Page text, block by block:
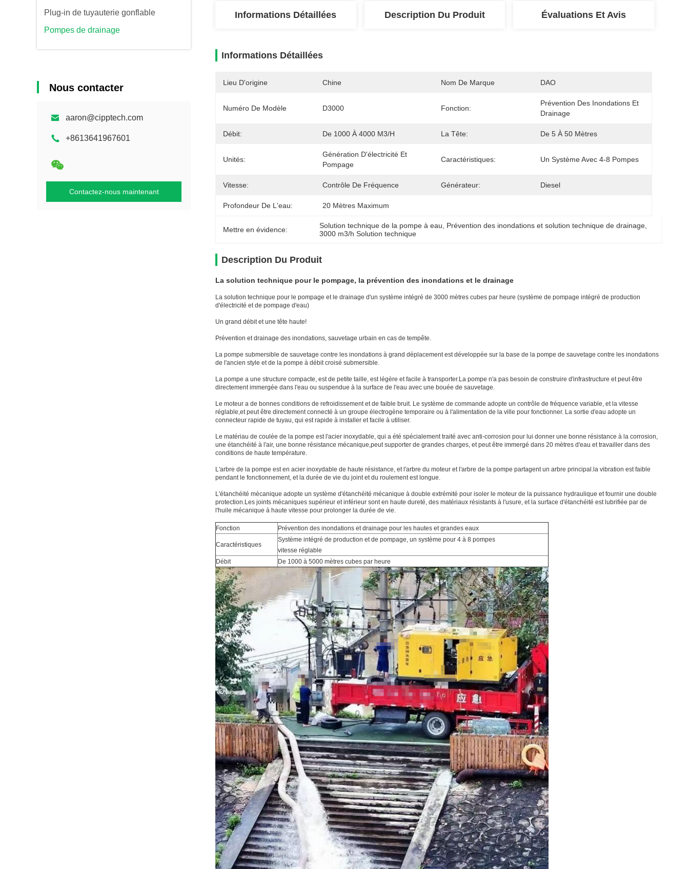
Plug-in de tuyauterie gonflable
Pompes de drainage
Nous contacter
aaron@cipptech.com
+8613641967601
Contactez-nous maintenant
Informations Détaillées Description Du Produit Évaluations Et Avis
Informations Détaillées
Lieu D'origine Chine Nom De Marque DAO
Numéro De Modèle D3000 Fonction:
Prévention Des Inondations Et
Drainage
Débit: De 1000 À 4000 M3/h La Tête: De 5 À 50 Mètres
Unités:
Génération D'électricité Et
Pompage
Caractéristiques: Un Système Avec 4-8 Pompes
Vitesse: Contrôle De Fréquence Générateur: Diesel
Profondeur De L'eau: 20 Mètres Maximum
Mettre en évidence: Solution technique de la pompe à eau Prévention des inondations et solution technique de drainage
3000 m3/h Solution technique
Description Du Produit
La solution technique pour le pompage, la prévention des inondations et le drainage
La solution technique pour le pompage et le drainage d'un système intégré de 3000 mètres cubes par heure (système de pompage intégré de production
d'électricité et de pompage d'eau)
Un grand débit et une tête haute!
Prévention et drainage des inondations, sauvetage urbain en cas de tempête.
La pompe submersible de sauvetage contre les inondations à grand déplacement est développée sur la base de la pompe de sauvetage contre les inondations
de l'ancien style et de la pompe à débit croisé submersible.
La pompe a une structure compacte, est de petite taille, est légère et facile à transporter.La pompe n'a pas besoin de construire d'infrastructure et peut être
directement immergée dans l'eau ou suspendue à la surface de l'eau avec une bouée de sauvetage.
Le moteur a de bonnes conditions de refroidissement et de faible bruit. Le système de commande adopte un contrôle de fréquence variable, et la vitesse
réglable,et peut être directement connecté à un groupe électrogène temporaire ou à l'alimentation de la ville pour fonctionner. La sortie d'eau adopte un
connecteur rapide de tuyau, qui est rapide à installer et facile à utiliser.
Le matériau de coulée de la pompe est l'acier inoxydable, qui a été spécialement traité avec anti-corrosion pour lui donner une bonne résistance à la corrosion,
une étanchéité à l'air, une bonne résistance mécanique,peut supporter de grandes charges, et peut être immergé dans 20 mètres d'eau et travailler dans des
conditions de haute température.
L'arbre de la pompe est en acier inoxydable de haute résistance, et l'arbre du moteur et l'arbre de la pompe partagent un arbre principal.la vibration est faible
pendant le fonctionnement, et la durée de vie du joint et du roulement est longue.
L'étanchéité mécanique adopte un système d'étanchéité mécanique à double extrémité pour isoler le moteur de la puissance hydraulique et fournir une double
protection.Les joints mécaniques supérieur et inférieur sont en haute dureté, des matériaux résistants à l'usure, et la surface d'étanchéité est lubrifiée par de
l'huile mécanique à haute vitesse pour prolonger la durée de vie.
Fonction Prévention des inondations et drainage pour les hautes et grandes eaux
Caractéristiques
Système intégré de production et de pompage, un système pour 4 à 8 pompes
vitesse réglable
Débit
De 1000 à 5000 mètres cubes par heure